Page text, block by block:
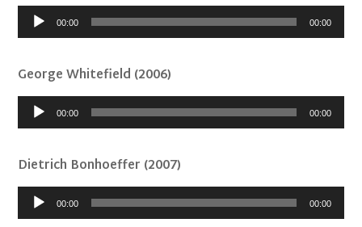
Audió
lejátszó00:00 00:00
George Whitefield (2006)
Audió
lejátszó00:00 00:00
Dietrich Bonhoeffer (2007)
Audió
lejátszó00:00 00:00